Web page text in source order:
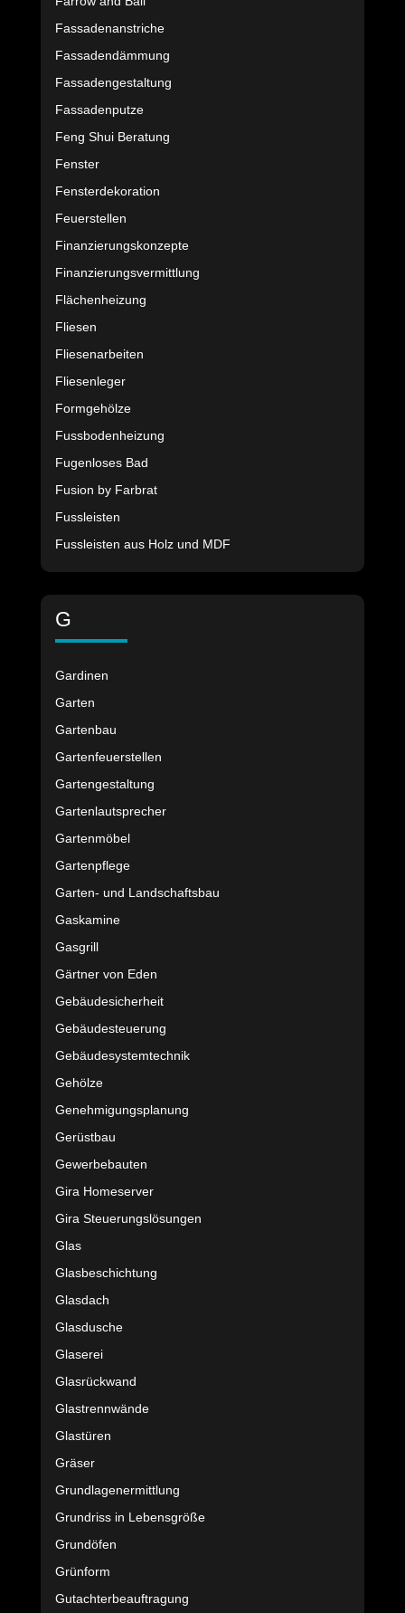
Fassadenanstriche
Fassadendämmung
Fassadengestaltung
Fassadenputze
Feng Shui Beratung
Fenster
Fensterdekoration
Feuerstellen
Finanzierungskonzepte
Finanzierungsvermittlung
Flächenheizung
Fliesen
Fliesenarbeiten
Fliesenleger
Formgehölze
Fussbodenheizung
Fugenloses Bad
Fusion by Farbrat
Fussleisten
Fussleisten aus Holz und MDF
G
Gardinen
Garten
Gartenbau
Gartenfeuerstellen
Gartengestaltung
Gartenlautsprecher
Gartenmöbel
Gartenpflege
Garten- und Landschaftsbau
Gaskamine
Gasgrill
Gärtner von Eden
Gebäudesicherheit
Gebäudesteuerung
Gebäudesystemtechnik
Gehölze
Genehmigungsplanung
Gerüstbau
Gewerbebauten
Gira Homeserver
Gira Steuerungslösungen
Glas
Glasbeschichtung
Glasdach
Glasdusche
Glaserei
Glasrückwand
Glastrennwände
Glastüren
Gräser
Grundlagenermittlung
Grundriss in Lebensgröße
Grundöfen
Grünform
Gutachterbeauftragung